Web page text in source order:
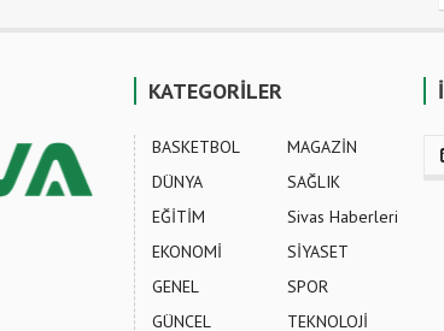
KATEGORİLER
BASKETBOL
DÜNYA
EĞİTİM
EKONOMİ
GENEL
GÜNCEL
MAGAZİN
SAĞLIK
Sivas Haberleri
SİYASET
SPOR
TEKNOLOJİ